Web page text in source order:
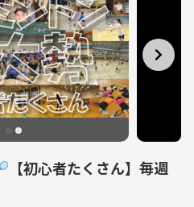
初心者たくさん】毎週